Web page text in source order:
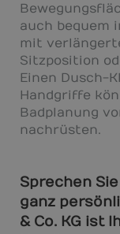
auch bequem
mit
Sitzposition
Einen Dusch-
Handgriffe
Badplanung
nachrüsten.
Sprechen
ganz
& Co. KG ist